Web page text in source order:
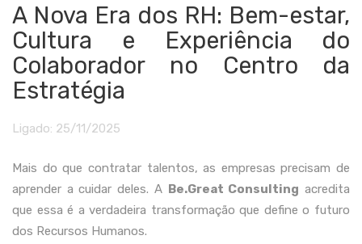
A Nova Era dos RH: Bem-estar,
Cultura e Experiência do
Colaborador no Centro da
Estratégia
Ligado: 25/11/2025
Mais do que contratar talentos, as empresas precisam de
aprender a cuidar deles. A Be.Great Consulting acredita
que essa é a verdadeira transformação que define o futuro
dos Recursos Humanos.